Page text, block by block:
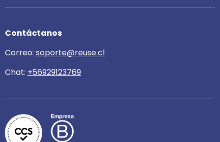
Contáctanos
Correo: soporte@reuse.cl
Chat: +56929123769